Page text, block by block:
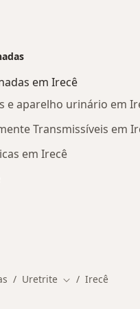
em Irecê
e aparelho urinário em
Transmissíveis em
em Irecê
Uretrite Mudar de cidade
Irecê